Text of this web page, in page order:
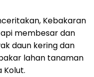
Kebakaran
membesar dan
daun kering dan
lahan tanaman
Kolut.